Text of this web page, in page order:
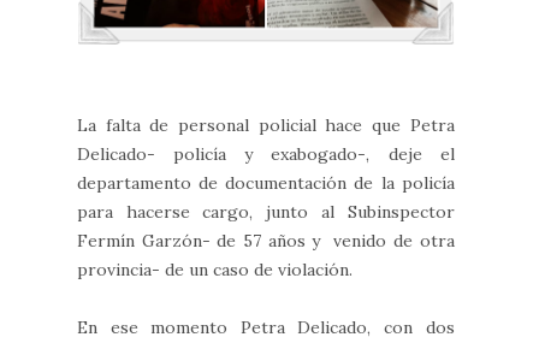
La falta de personal policial hace que Petra
Delicado- policía y exabogado-, deje el
departamento de documentación de la policía
para hacerse cargo, junto al Subinspector
Fermín Garzón- de 57 años y venido de otra
provincia- de un caso de violación.
En ese momento Petra Delicado, con dos